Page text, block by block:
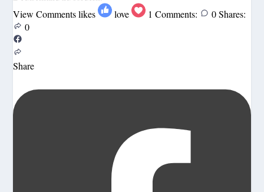
View Comments likes love 1 Comments: 0 Shares:
0
Share